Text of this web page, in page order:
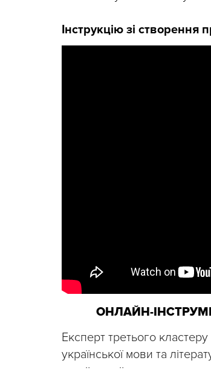
Інструкцію зі створення
ОНЛАЙН-
Експерт третього
української мови та